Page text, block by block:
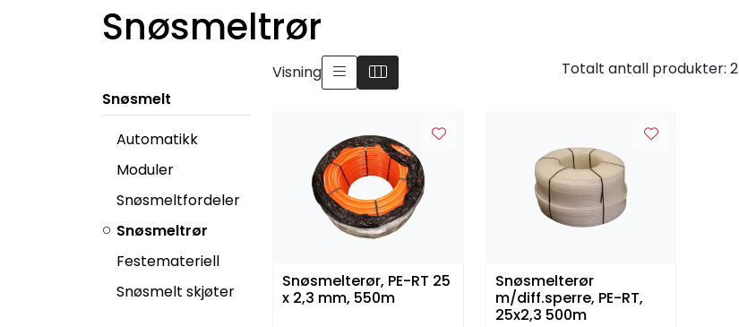
Snøsmeltrør
Snøsmelt
Automatikk
Moduler
Snøsmeltfordeler
Snøsmeltrør
Festemateriell
Snøsmelt skjøter
Visning Totalt antall produkter: 2
Snøsmelterør, PE-RT 25
x 2,3 mm, 550m
Snøsmelterør
m/diff.sperre, PE-RT,
25x2,3 500m